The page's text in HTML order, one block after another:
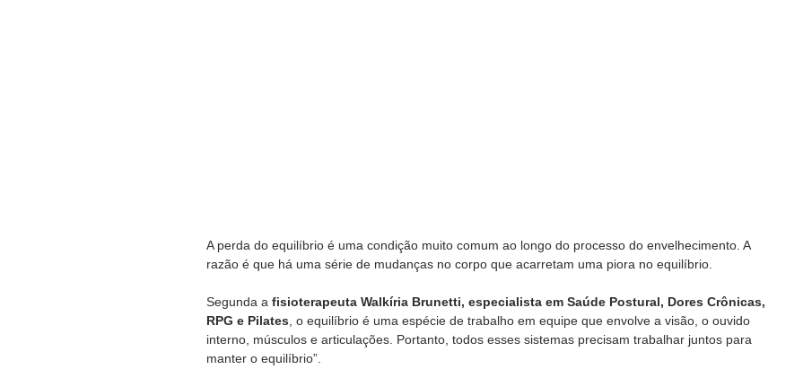
A perda do equilíbrio é uma condição muito comum ao longo do processo do envelhecimento. A
razão é que há uma série de mudanças no corpo que acarretam uma piora no equilíbrio.
Segunda a fisioterapeuta Walkíria Brunetti, especialista em Saúde Postural, Dores Crônicas,
RPG e Pilates , o equilíbrio é uma espécie de trabalho em equipe que envolve a visão, o ouvido
interno, músculos e articulações. Portanto, todos esses sistemas precisam trabalhar juntos para
manter o equilíbrio”.